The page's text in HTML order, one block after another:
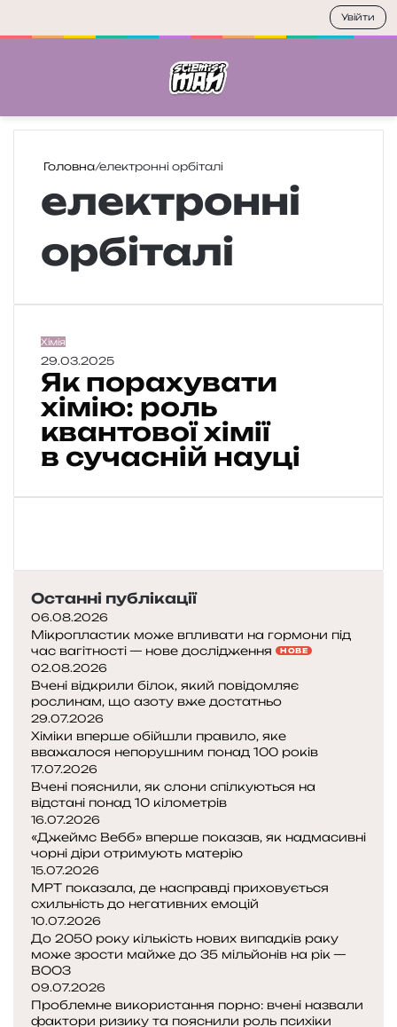
Головна/електронні орбіталі
електронні
орбіталі
Я
к
п
р
а
х
м
і
ю
:
о
л
ь
к
в
а
н
т
о
в
о
ї
х
і
м
і
ї
в
Хімія
29.03.2025
Як порахувати
хімію: роль
квантової хімії
в сучасній науці
Останні публікації
06.08.2026
Мікропластик може впливати на гормони під
час вагітності — нове дослідження
НОВЕ
02.08.2026
Вчені відкрили білок, який повідомляє
рослинам, що азоту вже достатньо
29.07.2026
Хіміки вперше обійшли правило, яке
вважалося непорушним понад 100 років
17.07.2026
Вчені пояснили, як слони спілкуються на
відстані понад 10 кілометрів
16.07.2026
«Джеймс Вебб» вперше показав, як надмасивні
чорні діри отримують матерію
15.07.2026
МРТ показала, де насправді приховується
схильність до негативних емоцій
10.07.2026
До 2050 року кількість нових випадків раку
може зрости майже до 35 мільйонів на рік —
ВООЗ
09.07.2026
Проблемне використання порно: вчені назвали
фактори ризику та пояснили роль психіки
Увійти